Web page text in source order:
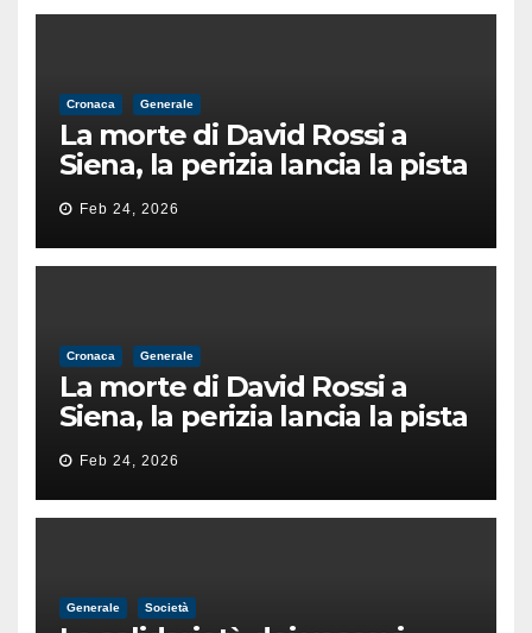
Cronaca Generale
La morte di David Rossi a
Siena, la perizia lancia la pista
di un’intimidazione finita
male
Feb 24, 2026
Cronaca Generale
La morte di David Rossi a
Siena, la perizia lancia la pista
di un’intimidazione finita
male
Feb 24, 2026
Generale Società